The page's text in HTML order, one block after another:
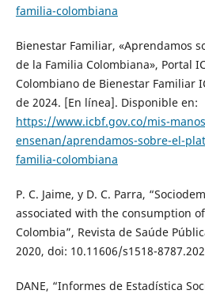
familia-colombiana
Bienestar Familiar, «Aprendamos
de la Familia Colombiana», Portal
Colombiano de Bienestar Familiar
de 2024. [En línea]. Disponible en:
https://www.icbf.gov.co/mis-
ensenan/aprendamos-sobre-el-
familia-colombiana
P. C. Jaime, y D. C. Parra,
associated with the consumption
Colombia”, Revista de Saúde
2020, doi: 10.11606/s1518-
DANE, “Informes de Estadística